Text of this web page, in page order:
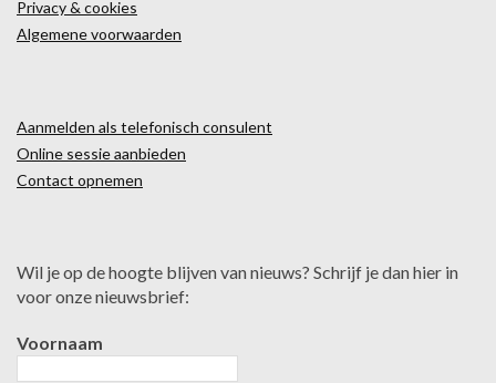
Privacy & cookies
Algemene voorwaarden
Aanmelden als telefonisch consulent
Online sessie aanbieden
Contact opnemen
Wil je op de hoogte blijven van nieuws? Schrijf je dan hier in
voor onze nieuwsbrief:
Voornaam